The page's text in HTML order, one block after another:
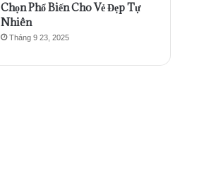
Chọn Phổ Biến Cho Vẻ Đẹp Tự
Nhiên
Tháng 9 23, 2025